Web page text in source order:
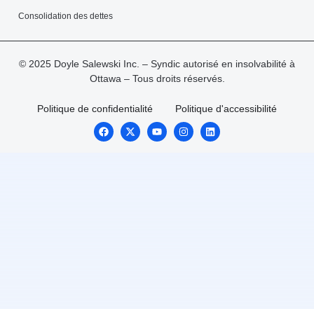
Consolidation des dettes
© 2025 Doyle Salewski Inc. – Syndic autorisé en insolvabilité à
Ottawa – Tous droits réservés.
Politique de confidentialité Politique d'accessibilité